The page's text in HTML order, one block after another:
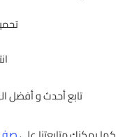
تابع أحدث و أفضل